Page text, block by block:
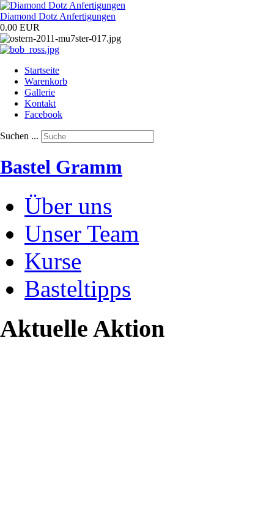
Diamond Dotz Anfertigungen
0.00 EUR
Startseite
Warenkorb
Gallerie
Kontakt
Facebook
Suchen ...
Bastel Gramm
Über uns
Unser Team
Kurse
Basteltipps
Aktuelle Aktion